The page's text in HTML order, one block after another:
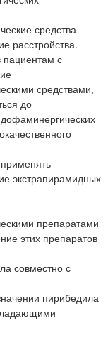
средства
расстройства.
пациентам с
средствами,
до
экстрапирамидных
препаратами
этих препаратов
совместно с
пирибедила